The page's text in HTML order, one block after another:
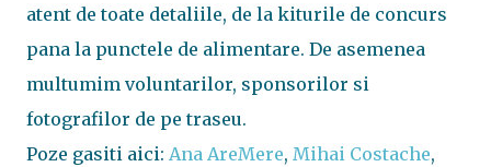
atent de toate detaliile, de la kiturile de concurs
pana la punctele de alimentare. De asemenea
multumim voluntarilor, sponsorilor si
fotografilor de pe traseu.
Poze gasiti aici: Ana AreMere, Mihai Costache,